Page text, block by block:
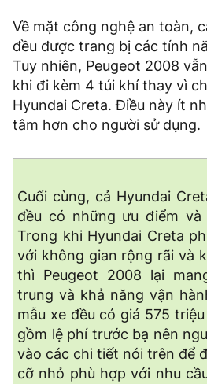
Về mặt công nghệ an toàn,
đều được trang bị các tính
Tuy nhiên, Peugeot 2008
khi đi kèm 4 túi khí thay vì
Hyundai Creta. Điều này ít
tâm hơn cho người sử dụng.
Cuối cùng, cả Hyundai
đều có những ưu điểm và
Trong khi Hyundai Creta
với không gian rộng rãi và
thì Peugeot 2008 lại
trung và khả năng vận
mẫu xe đều có giá 575
gồm lệ phí trước bạ nên
vào các chi tiết nói trên để
cỡ nhỏ phù hợp với nhu